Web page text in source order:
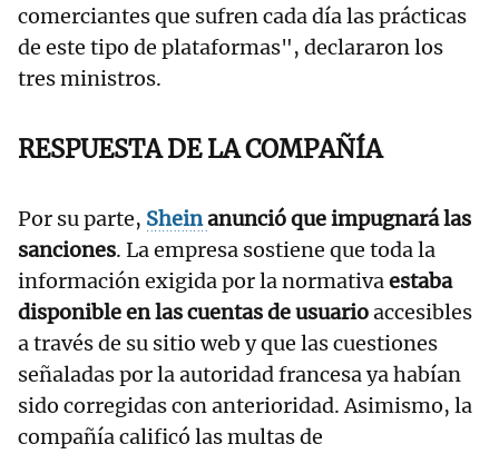
comerciantes que sufren cada día las prácticas
de este tipo de plataformas", declararon los
tres ministros.
RESPUESTA DE LA COMPAÑÍA
Por su parte, Sheinanunció que impugnará las
sanciones. La empresa sostiene que toda la
información exigida por la normativaestaba
disponible en las cuentas de usuarioaccesibles
a través de su sitio web y que las cuestiones
señaladas por la autoridad francesa ya habían
sido corregidas con anterioridad. Asimismo, la
compañía calificó las multas de